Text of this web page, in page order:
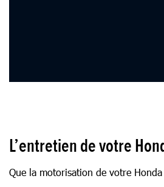
L’entretien de votre
Que la motorisation de votre